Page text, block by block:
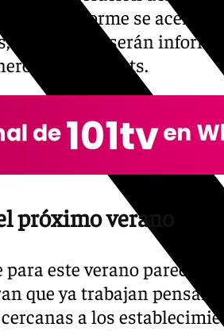
decir, conforme se
los clientes serán
de sus tickets.
próximo verano
para este verano parece
que ya trabajan
cercanas a los